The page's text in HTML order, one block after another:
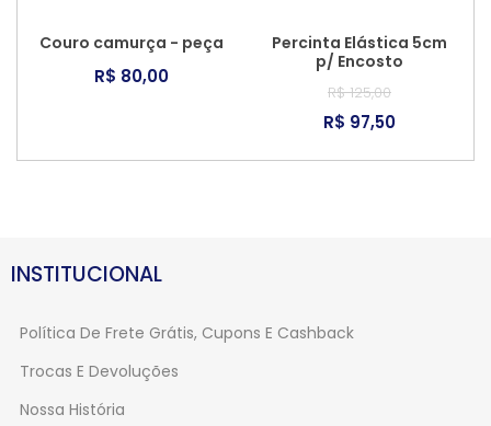
Couro camurça - peça
R$ 80,00
Percinta Elástica 5cm
p/ Encosto
R$ 125,00
R$ 97,50
INSTITUCIONAL
Política De Frete Grátis, Cupons E Cashback
Trocas E Devoluções
Nossa História